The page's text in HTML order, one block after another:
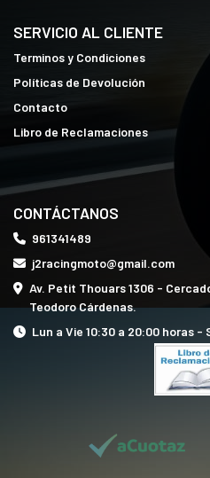
SERVICIO AL CLIENTE
Terminos y Condiciones
Políticas de Devolución
Contacto
Libro de Reclamaciones
CONTÁCTANOS
961341489
j2racingmoto@gmail.com
Av. Petit Thouars 1306 -
Teodoro Cárdenas.
Lun a Vie 10:30 a 20:00 horas -